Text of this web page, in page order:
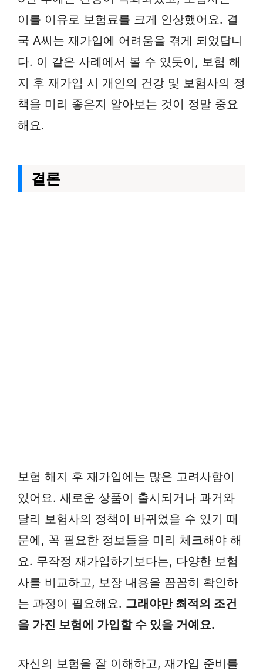
이를 이유로 보험료를 크게 인상했어요. 결
국 A씨는 재가입에 어려움을 겪게 되었답니
다. 이 같은 사례에서 볼 수 있듯이, 보험 해
지 후 재가입 시 개인의 건강 및 보험사의 정
책을 미리 좋은지 알아보는 것이 정말 중요
해요.
결론
보험 해지 후 재가입에는 많은 고려사항이
있어요. 새로운 상품이 출시되거나 과거와
달리 보험사의 정책이 바뀌었을 수 있기 때
문에, 꼭 필요한 정보들을 미리 체크해야 해
요. 무작정 재가입하기보다는, 다양한 보험
사를 비교하고, 보장 내용을 꼼꼼히 확인하
는 과정이 필요해요. 그래야만 최적의 조건
을 가진 보험에 가입할 수 있을 거예요.
자신의 보험을 잘 이해하고, 재가입 준비를